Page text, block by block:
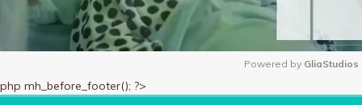
M
Powered by GliaStudios
php mh_before_footer(); ?>